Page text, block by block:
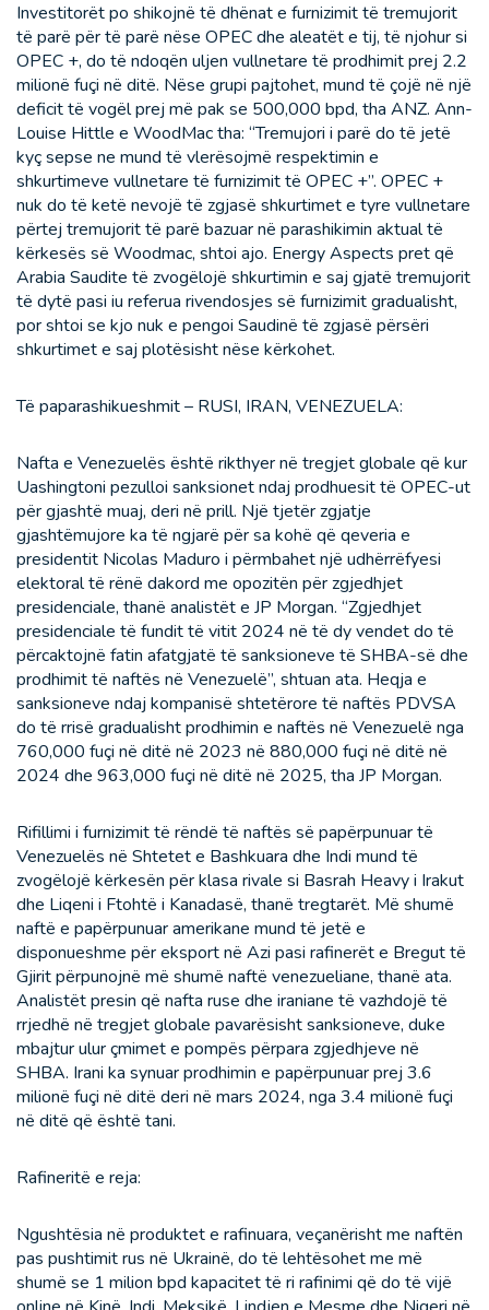
Investitorët po shikojnë të dhënat e furnizimit të tremujorit
të parë për të parë nëse OPEC dhe aleatët e tij, të njohur si
OPEC +, do të ndoqën uljen vullnetare të prodhimit prej 2.2
milionë fuçi në ditë. Nëse grupi pajtohet, mund të çojë në një
deficit të vogël prej më pak se 500,000 bpd, tha ANZ. Ann-
Louise Hittle e WoodMac tha: “Tremujori i parë do të jetë
kyç sepse ne mund të vlerësojmë respektimin e
shkurtimeve vullnetare të furnizimit të OPEC +”. OPEC +
nuk do të ketë nevojë të zgjasë shkurtimet e tyre vullnetare
përtej tremujorit të parë bazuar në parashikimin aktual të
kërkesës së Woodmac, shtoi ajo. Energy Aspects pret që
Arabia Saudite të zvogëlojë shkurtimin e saj gjatë tremujorit
të dytë pasi iu referua rivendosjes së furnizimit gradualisht,
por shtoi se kjo nuk e pengoi Saudinë të zgjasë përsëri
shkurtimet e saj plotësisht nëse kërkohet.
Të paparashikueshmit – RUSI, IRAN, VENEZUELA:
Nafta e Venezuelës është rikthyer në tregjet globale që kur
Uashingtoni pezulloi sanksionet ndaj prodhuesit të OPEC-ut
për gjashtë muaj, deri në prill. Një tjetër zgjatje
gjashtëmujore ka të ngjarë për sa kohë që qeveria e
presidentit Nicolas Maduro i përmbahet një udhërrëfyesi
elektoral të rënë dakord me opozitën për zgjedhjet
presidenciale, thanë analistët e JP Morgan. “Zgjedhjet
presidenciale të fundit të vitit 2024 në të dy vendet do të
përcaktojnë fatin afatgjatë të sanksioneve të SHBA-së dhe
prodhimit të naftës në Venezuelë”, shtuan ata. Heqja e
sanksioneve ndaj kompanisë shtetërore të naftës PDVSA
do të rrisë gradualisht prodhimin e naftës në Venezuelë nga
760,000 fuçi në ditë në 2023 në 880,000 fuçi në ditë në
2024 dhe 963,000 fuçi në ditë në 2025, tha JP Morgan.
Rifillimi i furnizimit të rëndë të naftës së papërpunuar të
Venezuelës në Shtetet e Bashkuara dhe Indi mund të
zvogëlojë kërkesën për klasa rivale si Basrah Heavy i Irakut
dhe Liqeni i Ftohtë i Kanadasë, thanë tregtarët. Më shumë
naftë e papërpunuar amerikane mund të jetë e
disponueshme për eksport në Azi pasi rafinerët e Bregut të
Gjirit përpunojnë më shumë naftë venezueliane, thanë ata.
Analistët presin që nafta ruse dhe iraniane të vazhdojë të
rrjedhë në tregjet globale pavarësisht sanksioneve, duke
mbajtur ulur çmimet e pompës përpara zgjedhjeve në
SHBA. Irani ka synuar prodhimin e papërpunuar prej 3.6
milionë fuçi në ditë deri në mars 2024, nga 3.4 milionë fuçi
në ditë që është tani.
Rafineritë e reja:
Ngushtësia në produktet e rafinuara, veçanërisht me naftën
pas pushtimit rus në Ukrainë, do të lehtësohet me më
shumë se 1 milion bpd kapacitet të ri rafinimi që do të vijë